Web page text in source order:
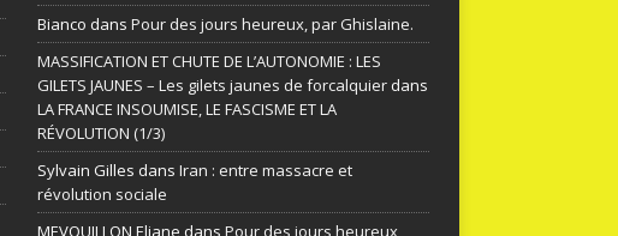
Bianco dans Pour des jours heureux, par Ghislaine.
MASSIFICATION ET CHUTE DE L’AUTONOMIE : LES
GILETS JAUNES – Les gilets jaunes de forcalquierdans
LA FRANCE INSOUMISE, LE FASCISME ET LA
RÉVOLUTION (1/3)
Sylvain Gilles dans Iran : entre massacre et
révolution sociale
MEVOUILLON Eliane dans Pour des jours heureux,